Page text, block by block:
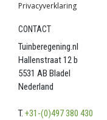
Privacyverklaring
CONTACT
Tuinberegening.nl
Hallenstraat 12 b
5531 AB Bladel
Nederland
T. +31-(0)497 380 430